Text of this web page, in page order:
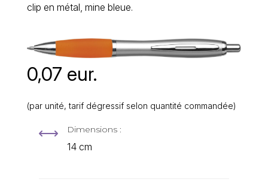
0,07 eur.
(par unité, tarif dégressif selon quantité commandée)
clip en métal, mine bleue.
, Dimensions :
14 cm